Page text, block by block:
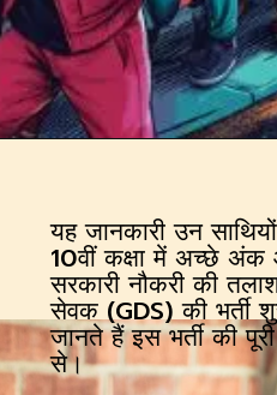
यह जानकारी उन
10वीं कक्षा में अच्छे
सरकारी नौकरी की
सेवक (GDS) की भर्ती
जानते हैं इस भर्ती की
से।